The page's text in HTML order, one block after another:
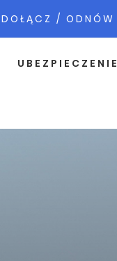
DOŁĄCZ / ODNÓW
UBEZPIECZENIE